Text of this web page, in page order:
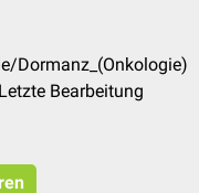
Dormanz_(Onkologie)
Bearbeitung